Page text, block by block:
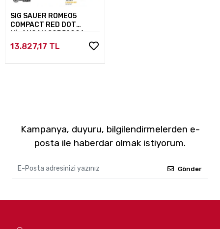
SIG SAUER ROMEO5
COMPACT RED DOT
NİŞANGAH SOR52001
13.827,17 TL
Kampanya, duyuru, bilgilendirmelerden e-
posta ile haberdar olmak istiyorum.
Gönder